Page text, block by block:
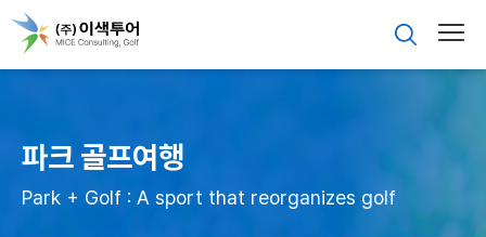
파크 골프여행
Park + Golf : A sport that reorganizes golf